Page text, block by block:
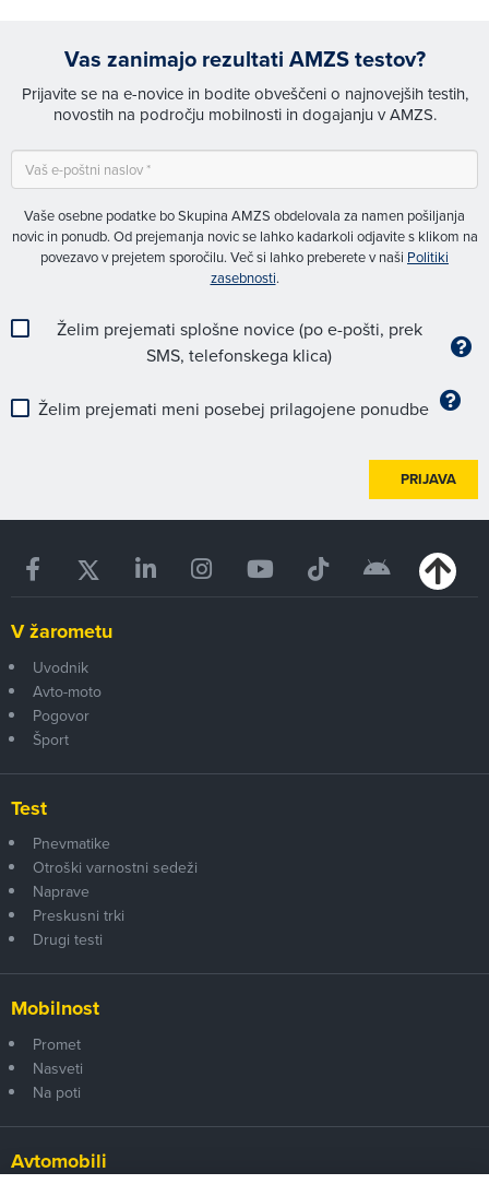
Vas zanimajo rezultati AMZS testov?
Prijavite se na e-novice in bodite obveščeni o najnovejših testih,
novostih na področju mobilnosti in dogajanju v AMZS.
Vaše osebne podatke bo Skupina AMZS obdelovala za namen pošiljanja
novic in ponudb. Od prejemanja novic se lahko kadarkoli odjavite s klikom na
povezavo v prejetem sporočilu. Več si lahko preberete v naši Politiki
zasebnosti.
Želim prejemati splošne novice (po e-pošti, prek
SMS, telefonskega klica)
Želim prejemati meni posebej prilagojene ponudbe
PRIJAVA
V žarometu
Uvodnik
Avto-moto
Pogovor
Šport
Test
Pnevmatike
Otroški varnostni sedeži
Naprave
Preskusni trki
Drugi testi
Mobilnost
Promet
Nasveti
Na poti
Avtomobili